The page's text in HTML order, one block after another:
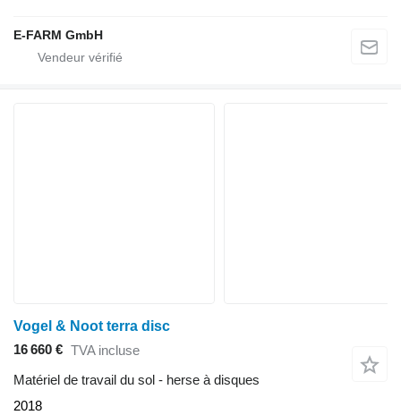
E-FARM GmbH
Vogel & Noot terra disc
16 660 € TVA incluse
Matériel de travail du sol - herse à disques
2018